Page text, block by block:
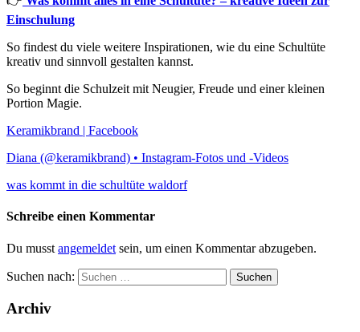
Einschulung
So findest du viele weitere Inspirationen, wie du eine Schultüte
kreativ und sinnvoll gestalten kannst.
So beginnt die Schulzeit mit Neugier, Freude und einer kleinen
Portion Magie.
Keramikbrand | Facebook
Diana (@keramikbrand) • Instagram-Fotos und -Videos
was kommt in die schultüte waldorf
Schreibe einen Kommentar
Du musst angemeldet sein, um einen Kommentar abzugeben.
Suchen nach:
Archiv